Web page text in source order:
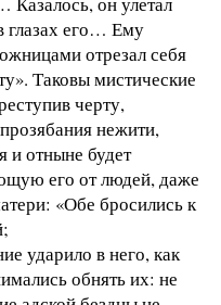
глазах его… Ему
отрезал себя
Таковы мистические
черту,
нежити,
и отныне будет
его от людей, даже
«Обе бросились к
ударило в него, как
обнять их: не